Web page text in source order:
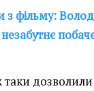
з фільму:
дозволили